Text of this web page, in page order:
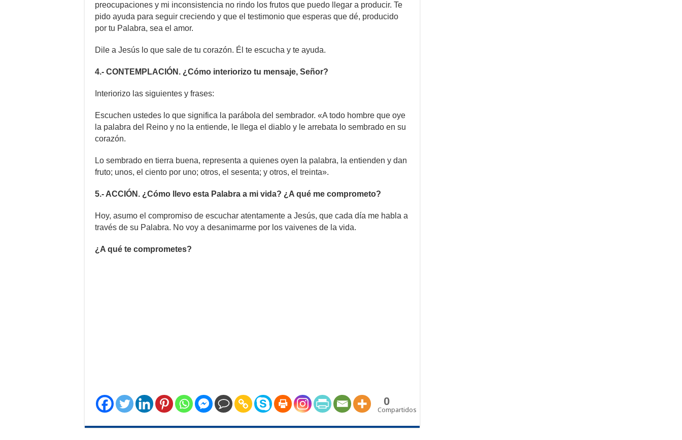
preocupaciones y mi inconsistencia no rindo los frutos que puedo llegar a producir. Te
pido ayuda para seguir creciendo y que el testimonio que esperas que dé, producido
por tu Palabra, sea el amor.
Dile a Jesús lo que sale de tu corazón. Él te escucha y te ayuda.
4.- CONTEMPLACIÓN. ¿Cómo interiorizo tu mensaje, Señor?
Interiorizo las siguientes y frases:
Escuchen ustedes lo que significa la parábola del sembrador. «A todo hombre que oye
la palabra del Reino y no la entiende, le llega el diablo y le arrebata lo sembrado en su
corazón.
Lo sembrado en tierra buena, representa a quienes oyen la palabra, la entienden y dan
fruto; unos, el ciento por uno; otros, el sesenta; y otros, el treinta».
5.- ACCIÓN. ¿Cómo llevo esta Palabra a mi vida? ¿A qué me comprometo?
Hoy, asumo el compromiso de escuchar atentamente a Jesús, que cada día me habla a
través de su Palabra. No voy a desanimarme por los vaivenes de la vida.
¿A qué te comprometes?
0
Compartidos